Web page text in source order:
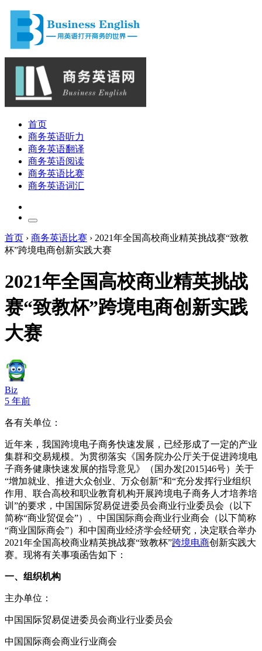
首页
商务英语听力
商务英语翻译
商务英语阅读
商务英语比赛
商务英语词汇
首页 › 商务英语比赛 › 2021年全国高校商业精英挑战赛“致教
杯”跨境电商创新实践大赛
2021年全国高校商业精英挑战
赛“致教杯”跨境电商创新实践
大赛
Biz
5 年前
各有关单位：
近年来，我国跨境电子商务快速发展，已经形成了一定的产业
集群和交易规模。为贯彻落实《国务院办公厅关于促进跨境电
子商务健康快速发展的指导意见》（国办发[2015]46号）关于
“增加就业、推进大众创业、万众创新”和“充分发挥行业组织
作用、联合高校和职业教育机构开展跨境电子商务人才培养培
训”的要求，中国国际贸易促进委员会商业行业委员会（以下
简称“商业贸促会”）、中国国际商会商业行业商会（以下简称
“商业国际商会”）和中国商业经济学会经研究，决定联合举办
2021年全国高校商业精英挑战赛“致教杯”跨境电商创新实践大
赛。现将有关事项函告如下：
一、组织机构
主办单位：
中国国际贸易促进委员会商业行业委员会
中国国际商会商业行业商会